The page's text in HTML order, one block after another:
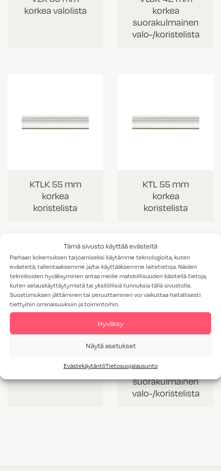
Tämä sivusto käyttää evästeitä
Parhaan kokemuksen tarjoamiseksi käytämme teknologioita, kuten
evästeitä, tallentaaksemme ja/tai käyttääksemme laitetietoja. Näiden
tekniikoiden hyväksyminen antaa meille mahdollisuuden käsitellä tietoja,
kuten selauskäyttäytymistä tai yksilöllisiä tunnuksia tällä sivustolla.
Suostumuksen jättäminen tai peruuttaminen voi vaikuttaa haitallisesti
tiettyihin ominaisuuksiin ja toimintoihin.
Hyväksy
Näytä asetukset
EvästekäytäntöTietosuojalausunto
korkea valolista
korkea
suorakulmainen
valo-/koristelista
KTLK 55 mm
korkea
koristelista
KTL 55 mm
korkea
koristelista
valolista
korkea
suorakulmainen
valo-/koristelista